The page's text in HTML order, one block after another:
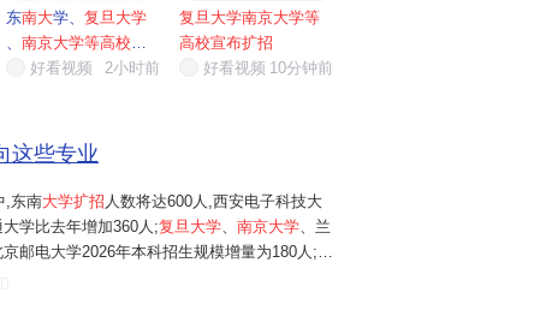
东南大学、 复旦大学
、 南京大学等高校宣
布扩招...
好看视频 2小时前
复旦大学南京大学等
高校宣布扩招
好看视频 10分钟前
这些专业
,东南大学扩招 人数将达600人,西安电子科技大
学比去年增加360人;复旦大学 南京大学 、兰
邮电大学2026年本科招生规模增量为180人;华
比2025年增加150人;同济大学、南开大学...